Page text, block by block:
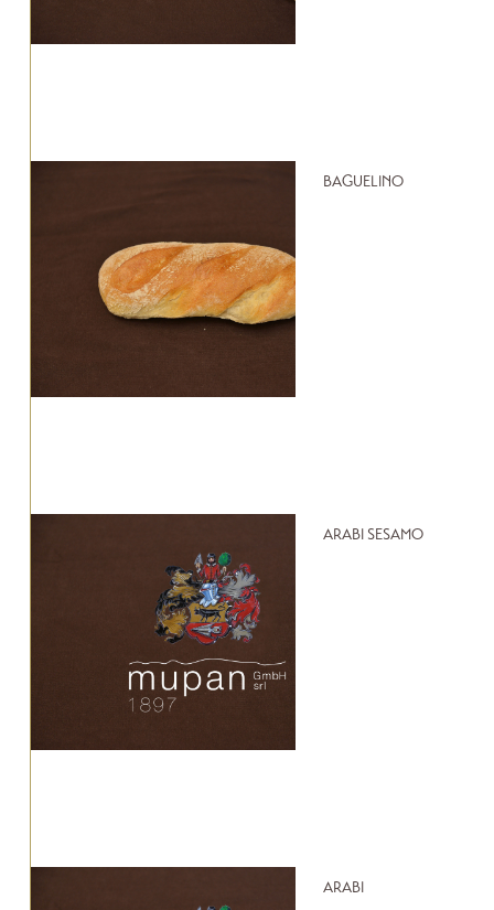
BAGUELINO
ARABI SESAMO
ARABI